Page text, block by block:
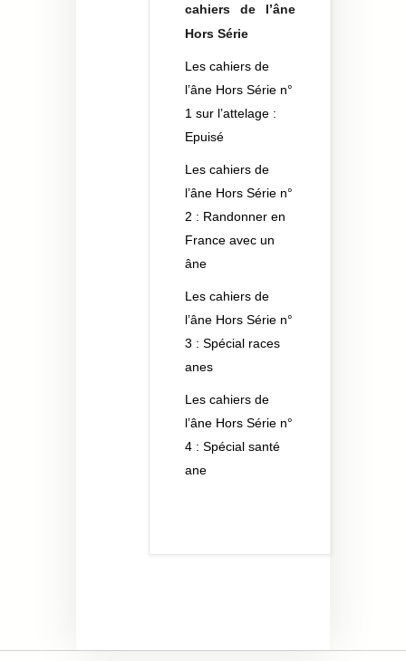
cahiers de l’âne
Hors Série
Les cahiers de
l’âne Hors Série n°
1 sur l’attelage :
Epuisé
Les cahiers de
l’âne Hors Série n°
2 : Randonner en
France avec un
âne
Les cahiers de
l’âne Hors Série n°
3 : Spécial races
anes
Les cahiers de
l’âne Hors Série n°
4 : Spécial santé
ane